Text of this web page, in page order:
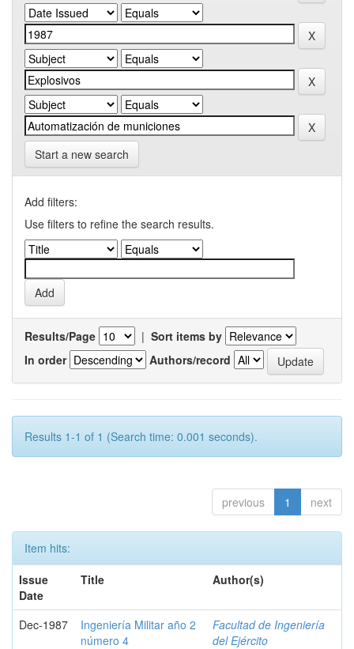
Start a new search
Add filters:
Use filters to refine the search results.
Results/Page | Sort items by
In order
Authors/record
Results 1-1 of 1 (Search time: 0.001 seconds).
previous 1 next
Item hits:
Issue
Date
Title Author(s)
Dec-1987
Ingeniería Militar año 2
número 4
Facultad de Ingeniería
del Ejército